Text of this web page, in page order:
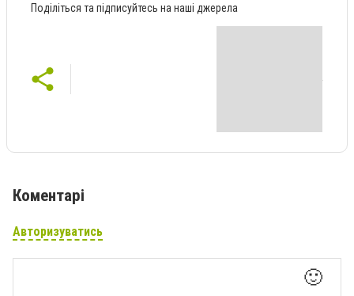
Поділіться та підписуйтесь на наші джерела
Коментарі
Авторизуватись
🙂